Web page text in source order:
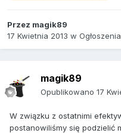
Przez magik89
17 Kwietnia 2013 w
magik89
Opublikowano 17
W związku z ostatnimi
postanowiliśmy się podzielić